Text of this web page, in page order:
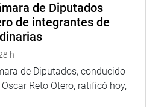
de Diputados
de integrantes de
h
de Diputados, conducido
Reto Otero, ratificó hoy,